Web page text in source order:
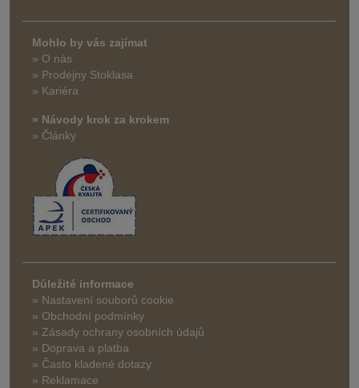
Mohlo by vás zajímat
» O nás
» Prodejny Stoklasa
» Kariéra
» Návody krok za krokem
» Články
Důležité informace
» Nastavení souborů cookie
» Obchodní podmínky
» Zásady ochrany osobních údajů
» Doprava a platba
» Často kladené dotazy
» Reklamace